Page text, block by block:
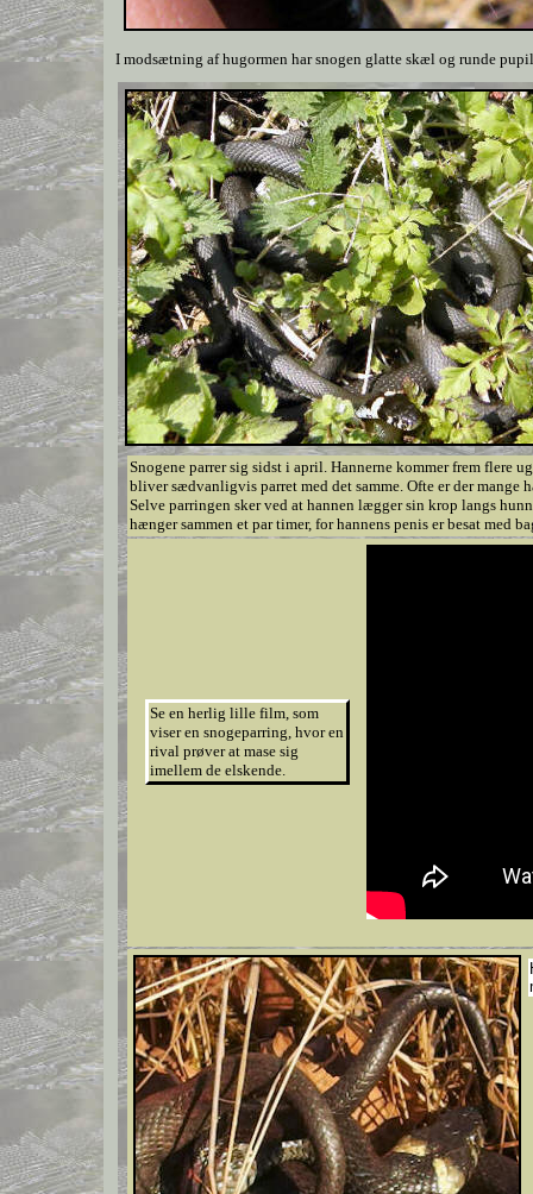
I modsætning af hugormen har snogen glatte skæl og runde
Snogene parrer sig sidst i april. Hannerne kommer frem flere
bliver sædvanligvis parret med det samme. Ofte er der mange
Selve parringen sker ved at hannen lægger sin krop langs
hænger sammen et par timer, for hannens penis er besat med
Se en herlig lille film, som
viser en snogeparring, hvor en
rival prøver at mase sig
imellem de elskende.